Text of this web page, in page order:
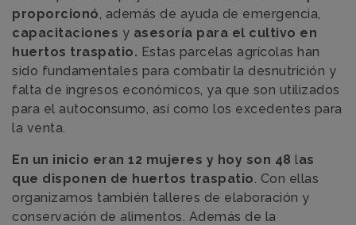
proporcionó, además de ayuda de emergencia,
capacitaciones y asesoría para el cultivo en
huertos traspatio. Estas parcelas agrícolas han
sido fundamentales para combatir la desnutrición y
falta de ingresos económicos, ya que son utilizados
para el autoconsumo, así como los excedentes para
la venta.
En un inicio eran 12 mujeres y hoy son 48 las
que disponen de huertos traspatio. Con ellas
organizamos también talleres de elaboración y
conservación de alimentos. Además de la